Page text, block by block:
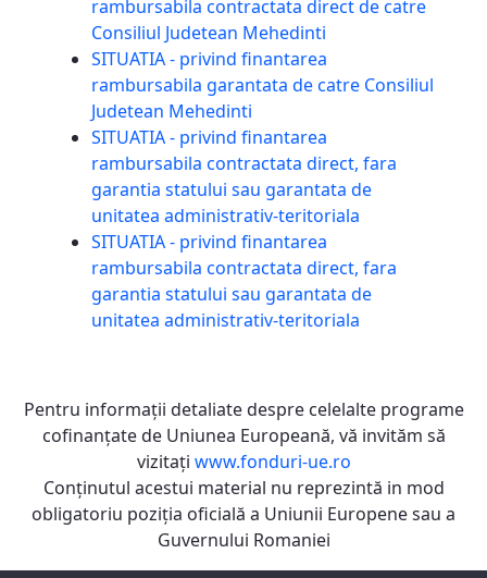
rambursabila contractata direct de catre
Consiliul Judetean Mehedinti
SITUATIA - privind finantarea
rambursabila garantata de catre Consiliul
Judetean Mehedinti
SITUATIA - privind finantarea
rambursabila contractata direct, fara
garantia statului sau garantata de
unitatea administrativ-teritoriala
SITUATIA - privind finantarea
rambursabila contractata direct, fara
garantia statului sau garantata de
unitatea administrativ-teritoriala
Pentru informaţii detaliate despre celelalte programe
cofinanţate de Uniunea Europeană, vă invităm să
vizitaţi www.fonduri-ue.ro
Conţinutul acestui material nu reprezintă in mod
obligatoriu poziţia oficială a Uniunii Europene sau a
Guvernului Romaniei